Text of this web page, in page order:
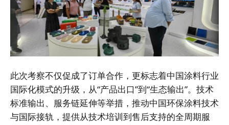
此次考察不仅促成了订单合作，更标志着中国涂料行业
国际化模式的升级，从“产品出口”到“生态输出”。技术
标准输出、服务链延伸等举措，推动中国环保涂料技术
与国际接轨，提供从技术培训到售后支持的全周期服